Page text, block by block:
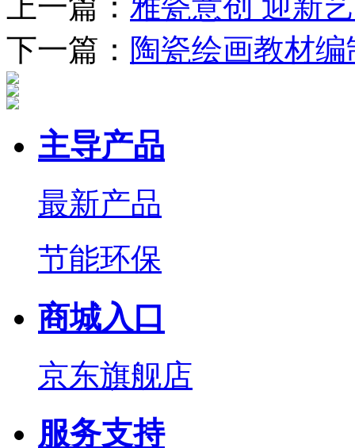
下一篇： 陶瓷绘画教材
主导产品
最新产品
节能环保
商城入口
京东旗舰店
服务支持